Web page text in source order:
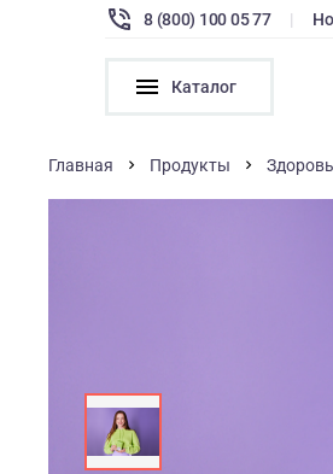
8 (800) 100 05 77 |
Каталог
Главная Продукты